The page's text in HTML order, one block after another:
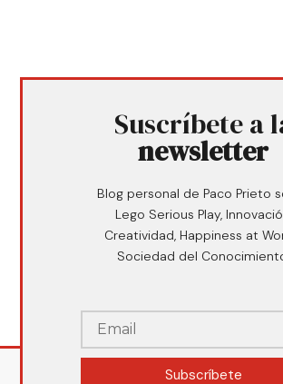
Suscríbete a
newsletter
Blog personal de Paco Prieto
Lego Serious Play,
Creatividad, Happiness at
Sociedad del
Subscríbete